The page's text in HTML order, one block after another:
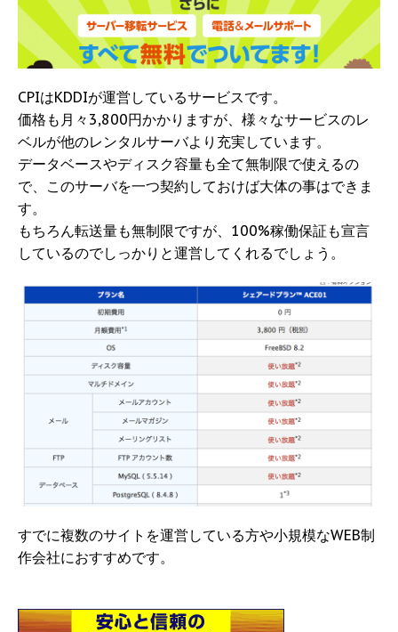
CPIはKDDIが運営しているサービスです。
価格も月々3,800円かかりますが、様々なサービスのレ
ベルが他のレンタルサーバより充実しています。
データベースやディスク容量も全て無制限で使えるの
で、このサーバを一つ契約しておけば大体の事はできま
す。
もちろん転送量も無制限ですが、100%稼働保証も宣言
しているのでしっかりと運営してくれるでしょう。
すでに複数のサイトを運営している方や小規模なWEB制
作会社におすすめです。